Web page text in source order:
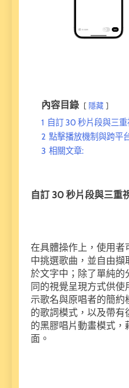
內容目錄 隱藏
1 自訂 30 秒片段與三
2 點擊播放機制與跨平
3 相關文章:
自訂 30 秒片段與三重
在具體操作上，使用者
中挑選歌曲，並自由
於文字中；除了單純的
同的視覺呈現方式供
示歌名與原唱者的簡
的歌詞模式，以及帶有
的黑膠唱片動畫模式，
面。